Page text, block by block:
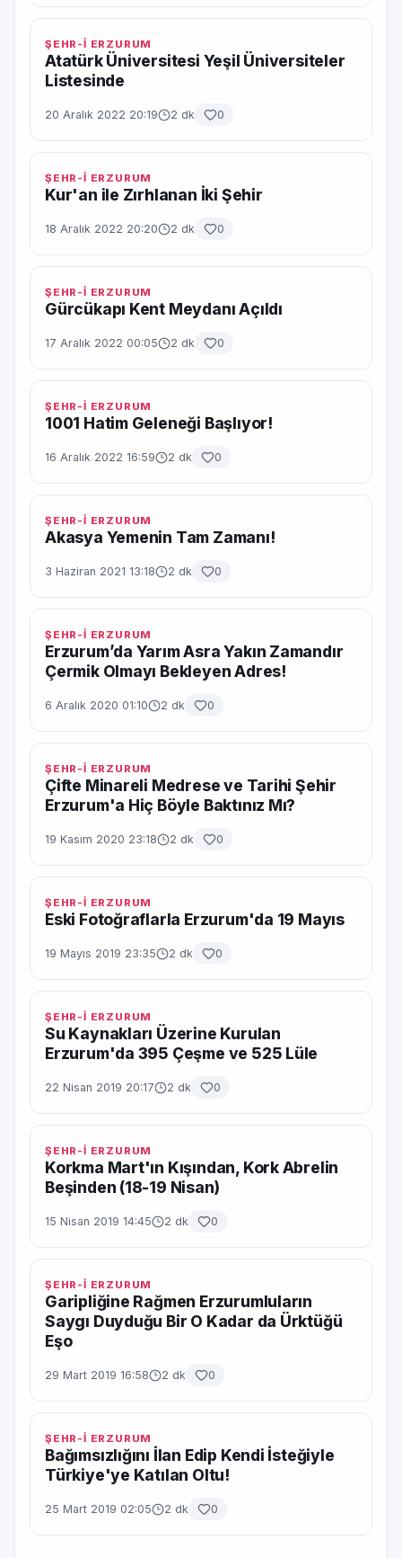
ŞEHR-İ ERZURUM
Atatürk Üniversitesi Yeşil Üniversiteler
Listesinde
20 Aralık 2022 20:19 2 dk 0
ŞEHR-İ ERZURUM
Kur'an ile Zırhlanan İki Şehir
18 Aralık 2022 20:20 2 dk 0
ŞEHR-İ ERZURUM
Gürcükapı Kent Meydanı Açıldı
17 Aralık 2022 00:05 2 dk 0
ŞEHR-İ ERZURUM
1001 Hatim Geleneği Başlıyor!
16 Aralık 2022 16:59 2 dk 0
ŞEHR-İ ERZURUM
Akasya Yemenin Tam Zamanı!
3 Haziran 2021 13:18 2 dk 0
ŞEHR-İ ERZURUM
Erzurum’da Yarım Asra Yakın Zamandır
Çermik Olmayı Bekleyen Adres!
6 Aralık 2020 01:10 2 dk 0
ŞEHR-İ ERZURUM
Çifte Minareli Medrese ve Tarihi Şehir
Erzurum'a Hiç Böyle Baktınız Mı?
19 Kasım 2020 23:18 2 dk 0
ŞEHR-İ ERZURUM
Eski Fotoğraflarla Erzurum'da 19 Mayıs
19 Mayıs 2019 23:35 2 dk 0
ŞEHR-İ ERZURUM
Su Kaynakları Üzerine Kurulan
Erzurum'da 395 Çeşme ve 525 Lüle
22 Nisan 2019 20:17 2 dk 0
ŞEHR-İ ERZURUM
Korkma Mart'ın Kışından, Kork Abrelin
Beşinden (18-19 Nisan)
15 Nisan 2019 14:45 2 dk 0
ŞEHR-İ ERZURUM
Garipliğine Rağmen Erzurumluların
Saygı Duyduğu Bir O Kadar da Ürktüğü
Eşo
29 Mart 2019 16:58 2 dk 0
ŞEHR-İ ERZURUM
Bağımsızlığını İlan Edip Kendi İsteğiyle
Türkiye'ye Katılan Oltu!
25 Mart 2019 02:05 2 dk 0